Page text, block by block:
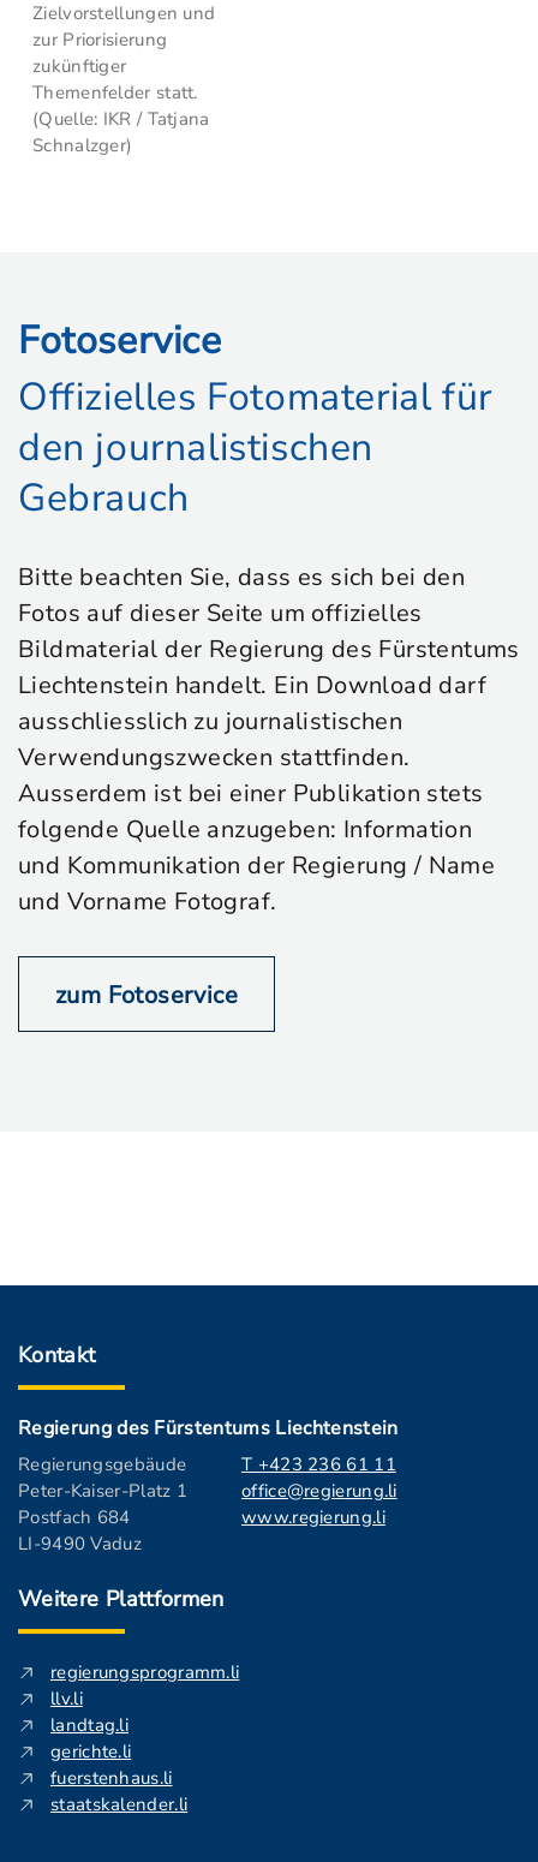
Zielvorstellungen und
zur Priorisierung
zukünftiger
Themenfelder statt.
(Quelle: IKR / Tatjana
Schnalzger)
Fotoservice
Offizielles Fotomaterial für
den journalistischen
Gebrauch
Bitte beachten Sie, dass es sich bei den
Fotos auf dieser Seite um offizielles
Bildmaterial der Regierung des Fürstentums
Liechtenstein handelt. Ein Download darf
ausschliesslich zu journalistischen
Verwendungszwecken stattfinden.
Ausserdem ist bei einer Publikation stets
folgende Quelle anzugeben: Information
und Kommunikation der Regierung / Name
und Vorname Fotograf.
zum Fotoservice
Kontakt
Regierung des Fürstentums Liechtenstein
Regierungsgebäude
Peter-Kaiser-Platz 1
Postfach 684
LI-9490 Vaduz
T +423 236 61 11
office@regierung.li
www.regierung.li
Weitere Plattformen
regierungsprogramm.li
llv.li
landtag.li
gerichte.li
fuerstenhaus.li
staatskalender.li